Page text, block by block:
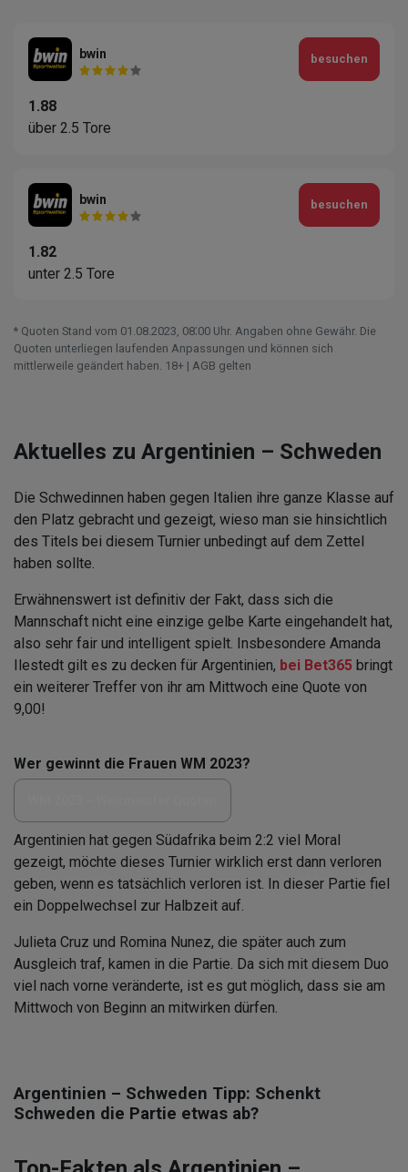
bwin
1.88
über 2.5 Tore
besuchen
bwin
1.82
unter 2.5 Tore
besuchen
* Quoten Stand vom 01.08.2023‚ 08⁚00 Uhr. Angaben ohne Gewähr. Die
Quoten unterliegen laufenden Anpassungen und können sich
mittlerweile geändert haben. 18+ | AGB gelten
Aktuelles zu Argentinien – Schweden
Die Schwedinnen haben gegen Italien ihre ganze Klasse auf
den Platz gebracht und gezeigt, wieso man sie hinsichtlich
des Titels bei diesem Turnier unbedingt auf dem Zettel
haben sollte.
Erwähnenswert ist definitiv der Fakt, dass sich die
Mannschaft nicht eine einzige gelbe Karte eingehandelt hat,
also sehr fair und intelligent spielt. Insbesondere Amanda
Ilestedt gilt es zu decken für Argentinien, bei Bet365 bringt
ein weiterer Treffer von ihr am Mittwoch eine Quote von
9,00!
Wer gewinnt die Frauen WM 2023?
Argentinien hat gegen Südafrika beim 2:2 viel Moral
gezeigt, möchte dieses Turnier wirklich erst dann verloren
geben, wenn es tatsächlich verloren ist. In dieser Partie fiel
ein Doppelwechsel zur Halbzeit auf.
Julieta Cruz und Romina Nunez, die später auch zum
Ausgleich traf, kamen in die Partie. Da sich mit diesem Duo
viel nach vorne veränderte, ist es gut möglich, dass sie am
Mittwoch von Beginn an mitwirken dürfen.
Argentinien – Schweden Tipp: Schenkt
Schweden die Partie etwas ab?